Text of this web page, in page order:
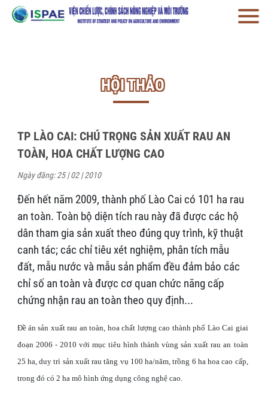
HỘI THẢO
TP LÀO CAI: CHÚ TRỌNG SẢN XUẤT RAU AN
TOÀN, HOA CHẤT LƯỢNG CAO
Ngày đăng: 25 | 02 | 2010
Đến hết năm 2009, thành phố Lào Cai có 101 ha rau
an toàn. Toàn bộ diện tích rau này đã được các hộ
dân tham gia sản xuất theo đúng quy trình, kỹ thuật
canh tác; các chỉ tiêu xét nghiệm, phân tích mẫu
đất, mẫu nước và mẫu sản phẩm đều đảm bảo các
chỉ số an toàn và được cơ quan chức năng cấp
chứng nhận rau an toàn theo quy định...
Đề án sản xuất rau an toàn, hoa chất lượng cao thành phố Lào Cai giai
đoạn 2006 - 2010 với mục tiêu hình thành vùng sản xuất rau an toàn
25 ha, duy trì sản xuất rau tăng vụ 100 ha/năm, trồng 6 ha hoa cao cấp,
trong đó có 2 ha mô hình ứng dụng công nghệ cao.